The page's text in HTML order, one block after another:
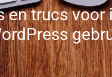
en trucs voor